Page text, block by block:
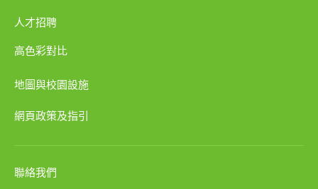
人才招聘
高色彩對比
地圖與校園設施
網頁政策及指引
聯絡我們